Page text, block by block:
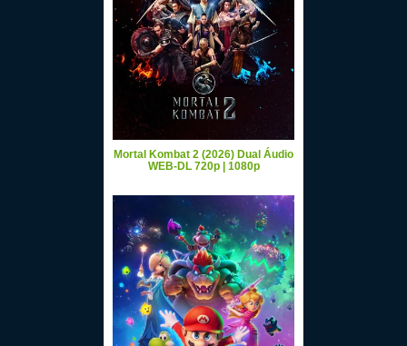
Mortal Kombat 2 (2026) Dual Áudio
WEB-DL 720p | 1080p